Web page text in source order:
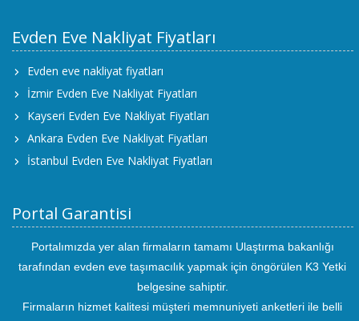
Evden Eve Nakliyat Fiyatları
Evden eve nakliyat fiyatları
İzmir Evden Eve Nakliyat Fiyatları
Kayseri Evden Eve Nakliyat Fiyatları
Ankara Evden Eve Nakliyat Fiyatları
İstanbul Evden Eve Nakliyat Fiyatları
Portal Garantisi
Portalımızda yer alan firmaların tamamı Ulaştırma bakanlığı
tarafından evden eve taşımacılık yapmak için öngörülen K3 Yetki
belgesine sahiptir.
Firmaların hizmet kalitesi müşteri memnuniyeti anketleri ile belli